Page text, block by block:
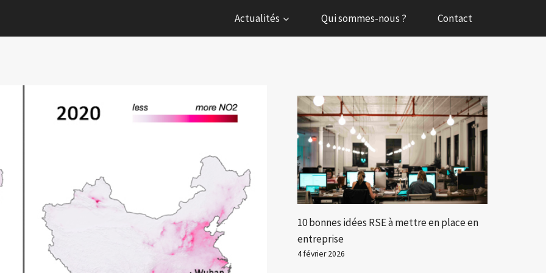
Actualités Qui sommes-nous ? Contact
10 bonnes idées RSE à mettre en place en
entreprise
4 février 2026